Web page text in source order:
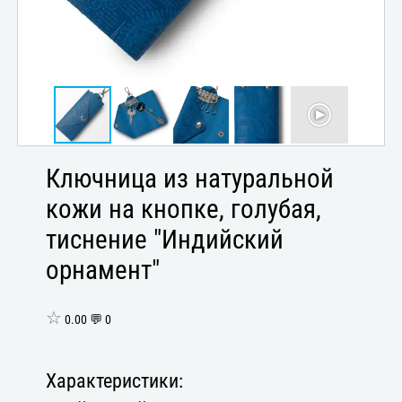
Ключница из натуральной
кожи на кнопке, голубая,
тиснение "Индийский
орнамент"
☆ 0.00 💬 0
Характеристики: